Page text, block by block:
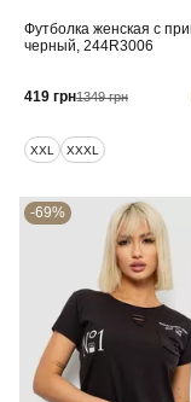
Футболка женская с
черный, 244R3006
419 грн1349 грн
XXL XXXL
-69%